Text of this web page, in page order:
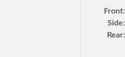
Front:
Side:
Rear: